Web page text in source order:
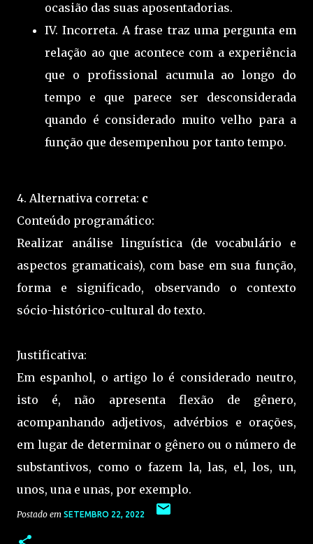
ocasião das suas aposentadorias.
IV. Incorreta. A frase traz uma pergunta em
relação ao que acontece com a experiência
que o profissional acumula ao longo do
tempo e que parece ser desconsiderada
quando é considerado muito velho para a
função que desempenhou por tanto tempo.
4. Alternativa correta: c
Conteúdo programático:
Realizar análise linguística (de vocabulário e
aspectos gramaticais), com base em sua função,
forma e significado, observando o contexto
sócio-histórico-cultural do texto.
Justificativa:
Em espanhol, o artigo lo é considerado neutro,
isto é, não apresenta flexão de gênero,
acompanhando adjetivos, advérbios e orações,
em lugar de determinar o gênero ou o número de
substantivos, como o fazem la, las, el, los, un,
unos, una e unas, por exemplo.
Postado em SETEMBRO 22, 2022